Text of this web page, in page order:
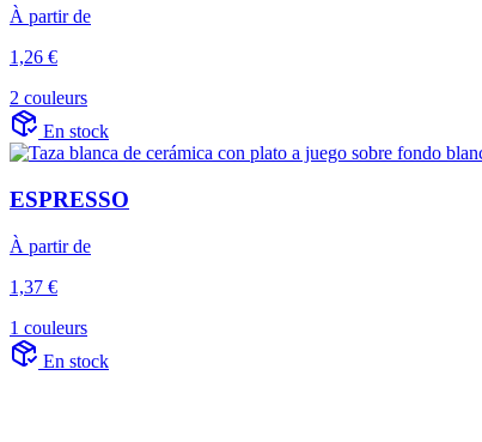
À partir de
1,26 €
2 couleurs
En stock
ESPRESSO
À partir de
1,37 €
1 couleurs
En stock